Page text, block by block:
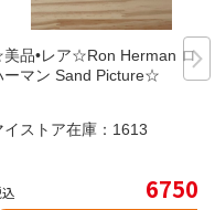
品•レア☆Ron Herman ロン
ーマン Sand Picture☆
イストア在庫： 1613
6750